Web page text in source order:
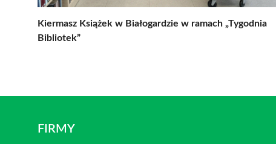
Kiermasz Książek w Białogardzie w ramach „Tygodnia
Bibliotek”
FIRMY